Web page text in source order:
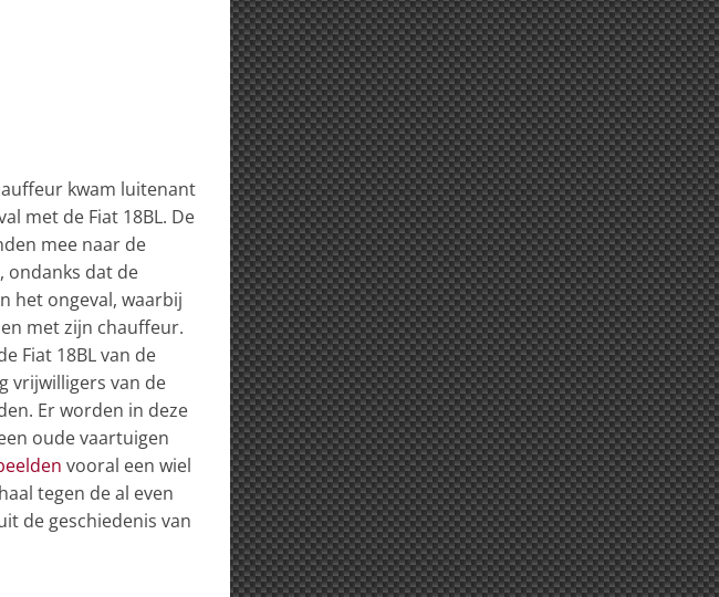
kwam luitenant
met de Fiat 18BL. De
mee naar de
ondanks dat de
het ongeval, waarbij
met zijn chauffeur.
Fiat 18BL van de
vrijwilligers van de
Er worden in deze
oude vaartuigen
vooral een wiel
tegen de al even
de geschiedenis van